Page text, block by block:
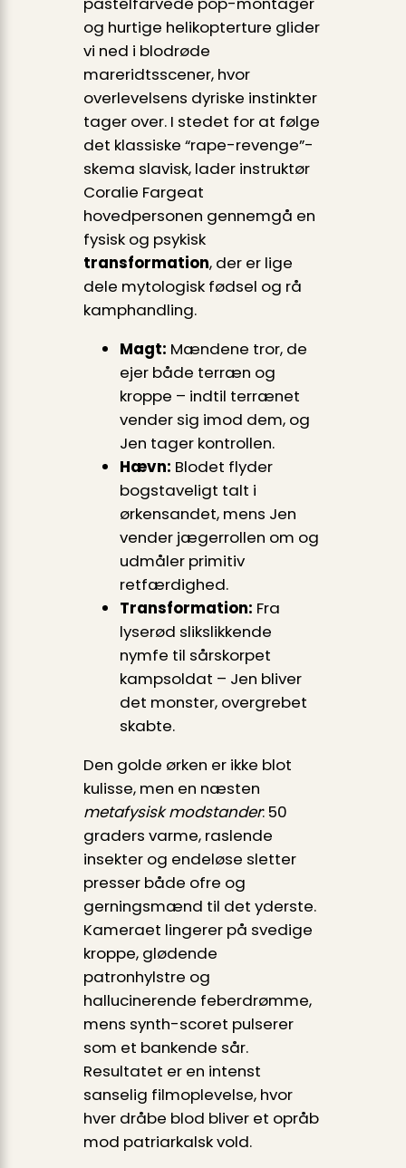
og hurtige helikopterture glider
vi ned i blodrøde
mareridtsscener, hvor
overlevelsens dyriske instinkter
tager over. I stedet for at følge
det klassiske “rape-revenge”-
skema slavisk, lader instruktør
Coralie Fargeat
hovedpersonen gennemgå en
fysisk og psykisk
transformation, der er lige
dele mytologisk fødsel og rå
kamphandling.
Magt: Mændene tror, de
ejer både terræn og
kroppe – indtil terrænet
vender sig imod dem, og
Jen tager kontrollen.
Hævn: Blodet flyder
bogstaveligt talt i
ørkensandet, mens Jen
vender jægerrollen om og
udmåler primitiv
retfærdighed.
Transformation: Fra
lyserød slikslikkende
nymfe til sårskorpet
kampsoldat – Jen bliver
det monster, overgrebet
skabte.
Den golde ørken er ikke blot
kulisse, men en næsten
metafysisk modstander: 50
graders varme, raslende
insekter og endeløse sletter
presser både ofre og
gerningsmænd til det yderste.
Kameraet lingerer på svedige
kroppe, glødende
patronhylstre og
hallucinerende feberdrømme,
mens synth-scoret pulserer
som et bankende sår.
Resultatet er en intenst
sanselig filmoplevelse, hvor
hver dråbe blod bliver et opråb
mod patriarkalsk vold.